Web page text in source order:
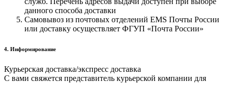
данного способа доставки
Самовывоз из почтовых отделений EMS Почты России
или доставку осуществляет ФГУП «Почта России»
4. Информирование
Курьерская доставка/экспресс доставка
С вами свяжется представитель курьерской компании для